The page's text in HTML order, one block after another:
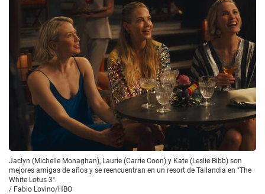
Jaclyn (Michelle Monaghan), Laurie (Carrie Coon) y Kate (Leslie Bibb) son
mejores amigas de años y se reencuentran en un resort de Tailandia en "The
White Lotus 3".
/ Fabio Lovino/HBO